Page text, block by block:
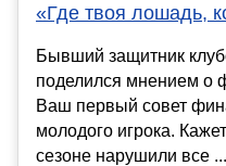
«Где твоя лошадь,
Бывший защитник
поделился мнением о
Ваш первый совет
молодого игрока.
сезоне нарушили все ...